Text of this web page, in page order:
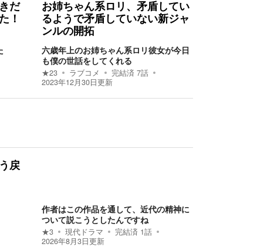
だ
！
お姉ちゃん系ロリ、矛盾してい
るようで矛盾していない新ジャ
ンルの開拓
六歳年上のお姉ちゃん系ロリ彼女が今日
も僕の世話をしてくれる
★23 ラブコメ 完結済 7話
2023年12月30日更新
戻
作者はこの作品を通して、近代の精神に
ついて説こうとしたんですね
★3 現代ドラマ 完結済 1話
2026年8月3日更新